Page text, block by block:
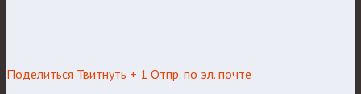
Поделиться Твитнуть + 1 Отпр. по эл. почте